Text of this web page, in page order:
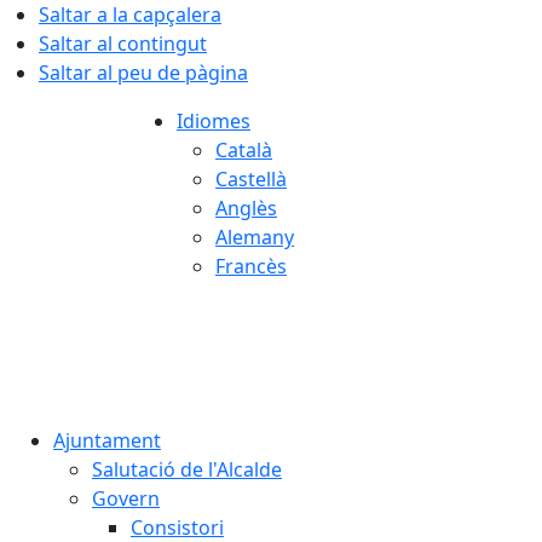
Saltar a la capçalera
Saltar al contingut
Saltar al peu de pàgina
Idiomes
Català
Castellà
Anglès
Alemany
Francès
Ajuntament
Salutació de l'Alcalde
Govern
Consistori